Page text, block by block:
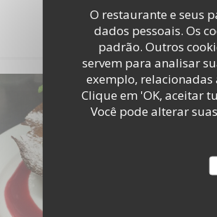
O restaurante e seus
dados pessoais. Os
padrão. Outros
servem para analisar
exemplo,
Clique em 'OK, aceitar
Você pode alterar